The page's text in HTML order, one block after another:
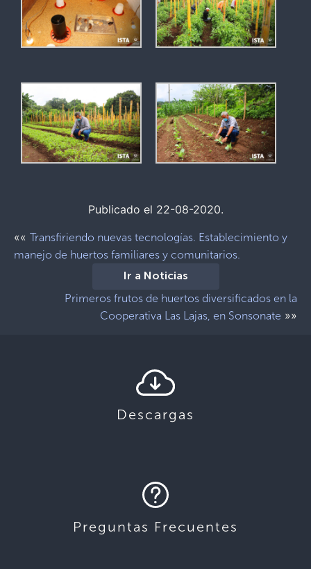
Publicado el 22-08-2020.
«« Transfiriendo nuevas tecnologías. Establecimiento y
manejo de huertos familiares y comunitarios.
Ir a Noticias
Primeros frutos de huertos diversificados en la
Cooperativa Las Lajas, en Sonsonate »»
Descargas
Preguntas Frecuentes